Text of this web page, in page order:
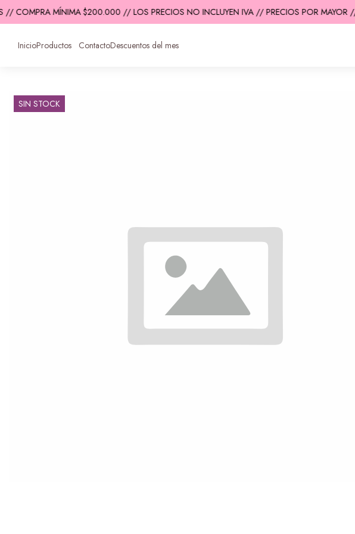
// COMPRA MÍNIMA $200.000 // LOS PRECIOS NO INCLUYEN IVA // PRECIOS POR MAYOR //
InicioProductos ContactoDescuentos del mes
SIN STOCK